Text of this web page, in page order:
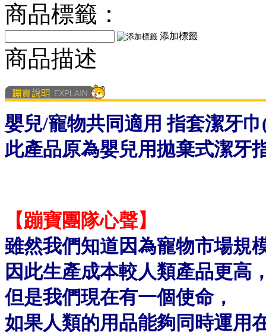
商品標籤：
添加標籤
商品描述
嬰兒/寵物共同適用 指套潔牙
此產品原為嬰兒用拋棄式潔牙
【蹦寶團隊心聲】
雖然我們知道因為寵物市場規
因此生產成本較人類產品更高
但是我們現在有一個使命，
如果人類的用品能夠同時運用